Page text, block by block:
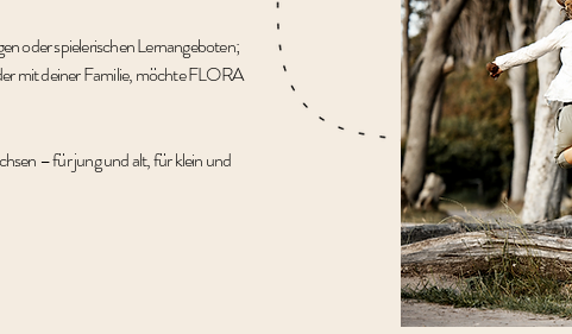
oder spielerischen Lernangeboten;
mit deiner Familie, möchte FLORA
– für jung und alt, für klein und